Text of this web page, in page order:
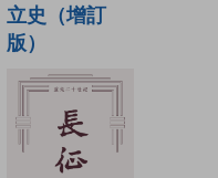
立史（增訂
版）